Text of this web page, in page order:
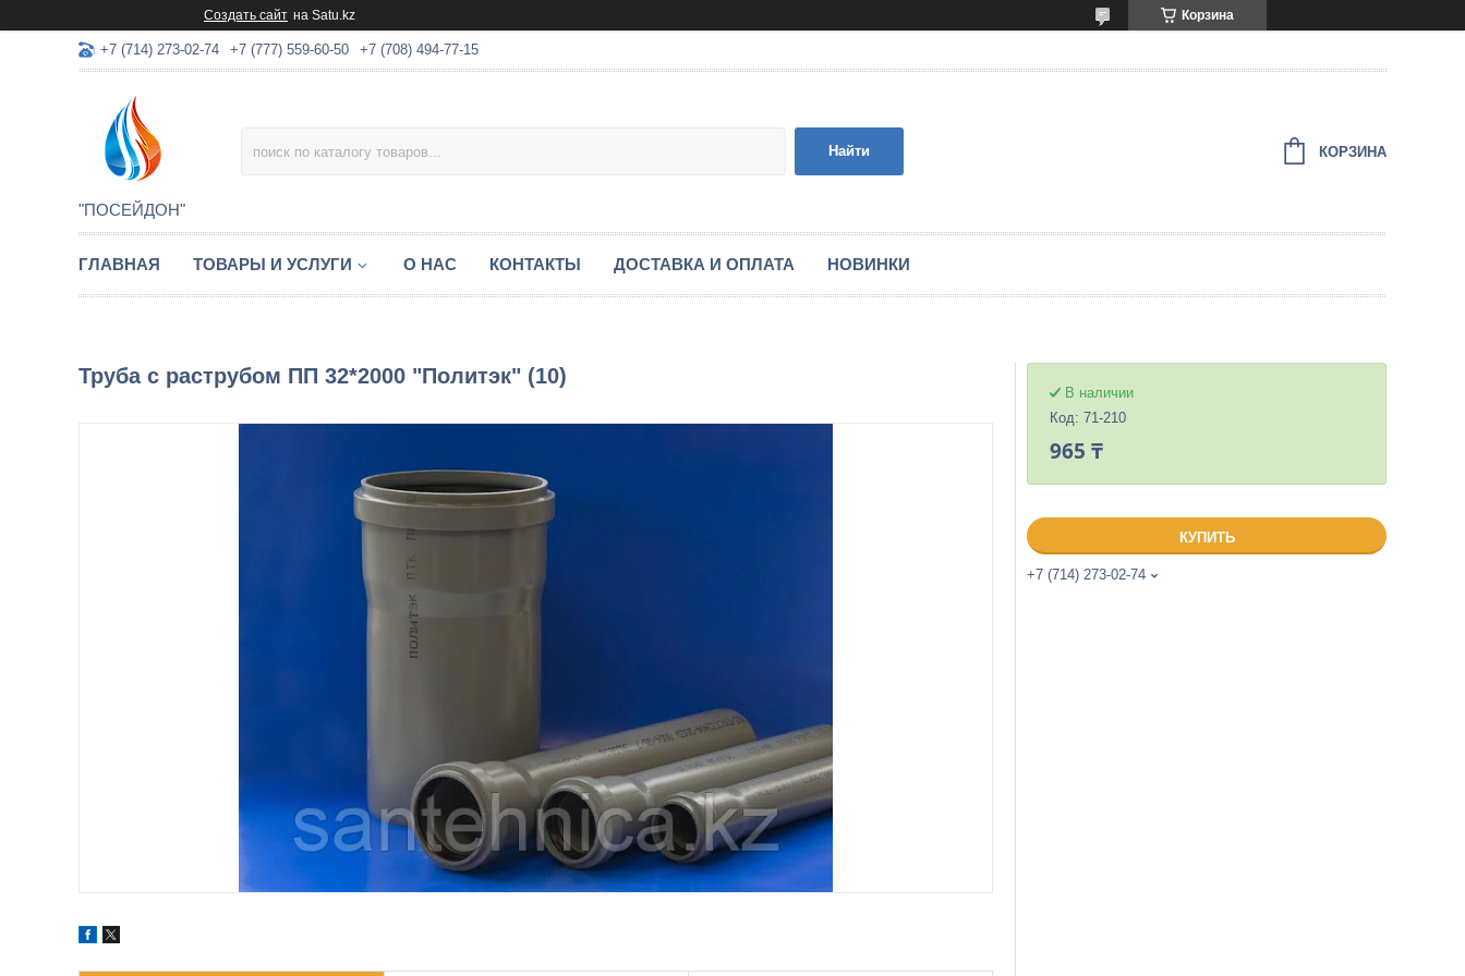
Создать сайт на Satu.kz Корзина
+7 (714) 273-02-74 +7 (777) 559-60-50 +7 (708) 494-77-15
"ПОСЕЙДОН"
Найти КОРЗИНА
ГЛАВНАЯ ТОВАРЫ И УСЛУГИ О НАС КОНТАКТЫ ДОСТАВКА И ОПЛАТА НОВИНКИ
Труба с раструбом ПП 32*2000 "Политэк" (10)
В наличии
Код: 71-210
965 ₸
КУПИТЬ
+7 (714) 273-02-74